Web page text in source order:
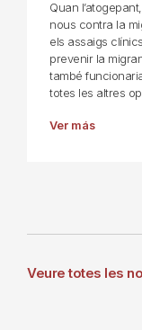
Quan
nous contra la
els assaigs
prevenir la
també
totes les altres
Ver más
Veure totes les